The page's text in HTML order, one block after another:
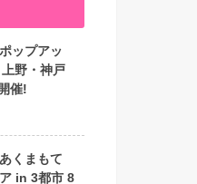
ップアッ
野・神戸
催!
くまもて
in 3都市 8